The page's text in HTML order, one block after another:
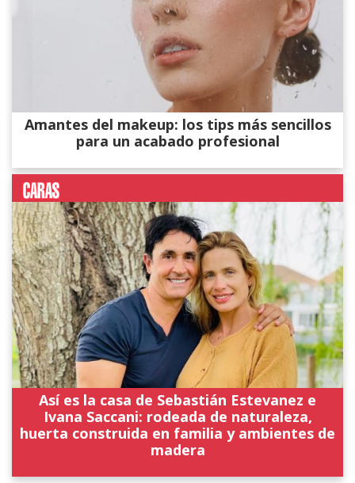
Amantes del makeup: los tips más sencillos
para un acabado profesional
Así es la casa de Sebastián Estevanez e
Ivana Saccani: rodeada de naturaleza,
huerta construida en familia y ambientes de
madera